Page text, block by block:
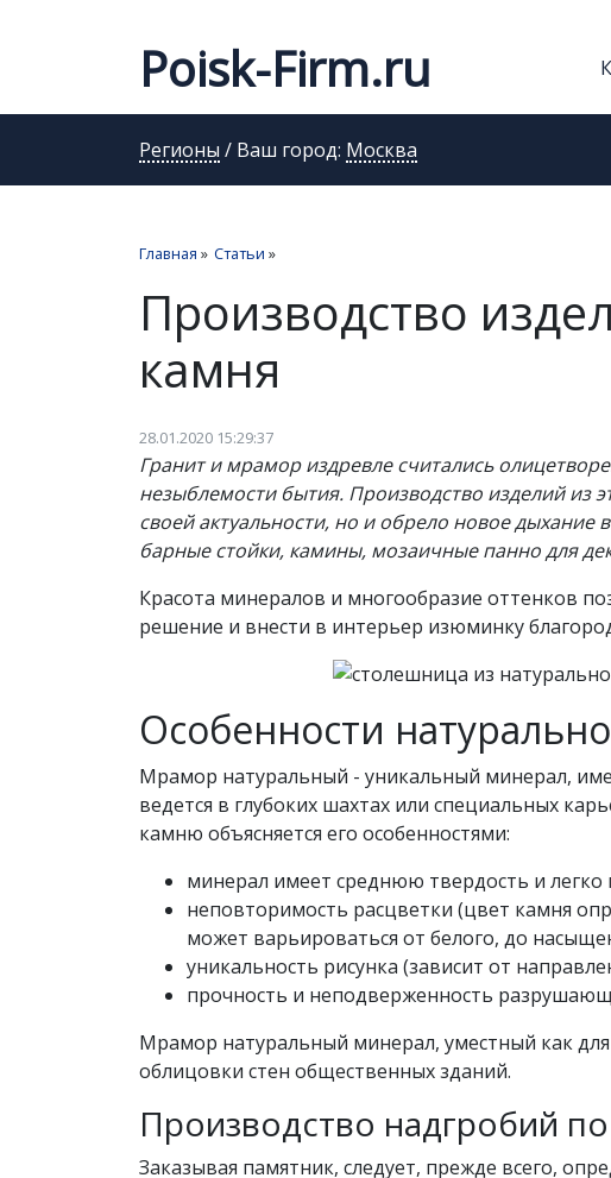
Poisk-Firm.ru
Регионы / Ваш город: Москва
Главная » Статьи »
Производство
камня
28.01.2020 15:29:37
Гранит и мрамор издревле считались
незыблемости бытия. Производство изделий из
своей актуальности, но и обрело новое дыхание
барные стойки, камины, мозаичные панно для
Красота минералов и многообразие оттенков
решение и внести в интерьер изюминку
Особенности
Мрамор натуральный - уникальный минерал,
ведется в глубоких шахтах или специальных
камню объясняется его особенностями:
минерал имеет среднюю твердость и легко
неповторимость расцветки (цвет камня
может варьироваться от белого, до
уникальность рисунка (зависит от
прочность и неподверженность
Мрамор натуральный минерал, уместный как
облицовки стен общественных зданий.
Производство надгробий
Заказывая памятник, следует, прежде всего,